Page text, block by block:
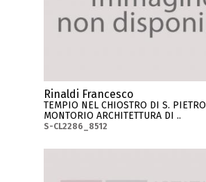
Rinaldi Francesco
TEMPIO NEL CHIOSTRO DI S. PIETRO
MONTORIO ARCHITETTURA DI ..
S-CL2286_8512